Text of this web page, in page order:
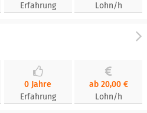
Erfahrung
Lohn/h
0 Jahre
Erfahrung
ab 20,00 €
Lohn/h